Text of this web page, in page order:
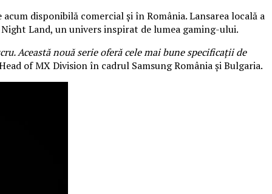
disponibilă comercial și în România. Lansarea locală a
Land, un univers inspirat de lumea gaming-ului.
Această nouă serie oferă cele mai bune specificații de
of MX Division în cadrul Samsung România și Bulgaria.